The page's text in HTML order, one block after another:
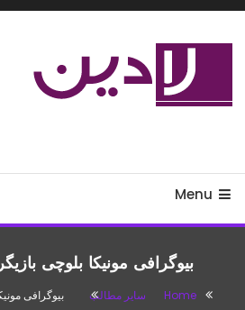
Skip
Menu
بیوگرافی مونیکا بلوچی
Home سایر مطالب بیوگرافی